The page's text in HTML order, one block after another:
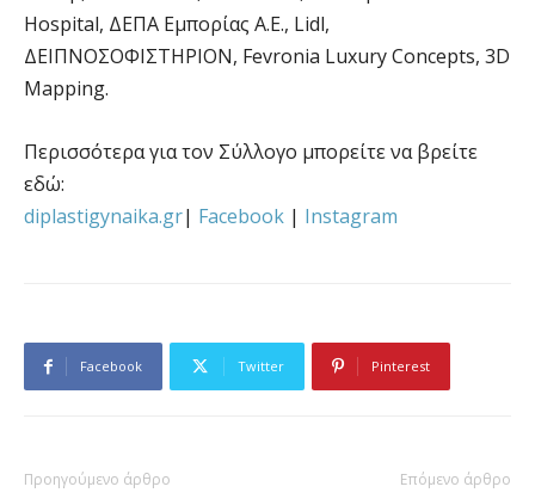
Hospital, ΔΕΠΑ Εμπορίας Α.Ε., Lidl,
ΔΕΙΠΝΟΣΟΦΙΣΤΗΡΙΟΝ, Fevronia Luxury Concepts, 3D
Mapping.
Περισσότερα για τον Σύλλογο μπορείτε να βρείτε
εδώ:
diplastigynaika.gr| Facebook | Instagram
Facebook Twitter Pinterest
Προηγούμενο άρθρο Επόμενο άρθρο